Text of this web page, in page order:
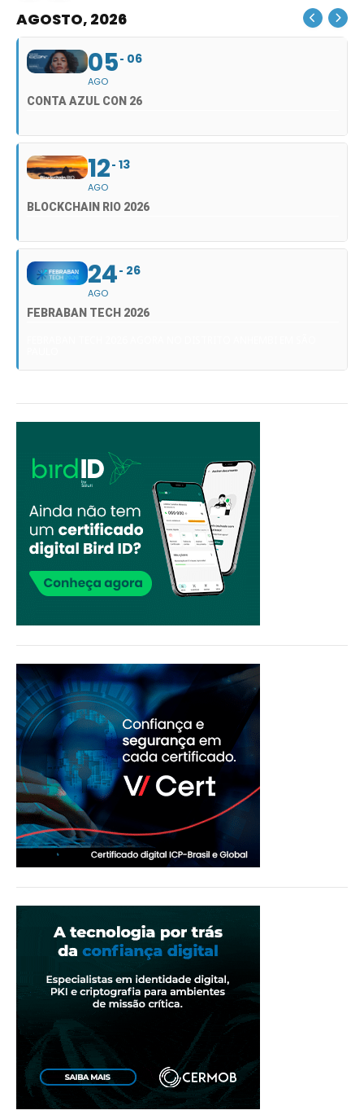
AGOSTO, 2026
05
AGO
06
CONTA AZUL CON 26
12
AGO
13
BLOCKCHAIN RIO 2026
24
AGO
26
FEBRABAN TECH 2026